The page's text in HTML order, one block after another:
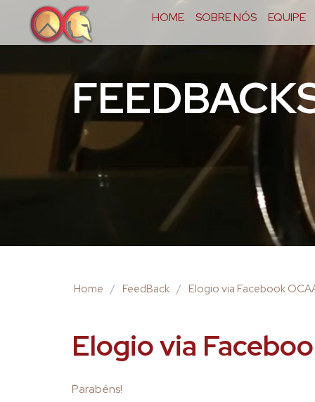
HOME SOBRE NÓS EQUIPE
Home / FeedBack / Elogio via Facebook
Elogio via
Parabéns!